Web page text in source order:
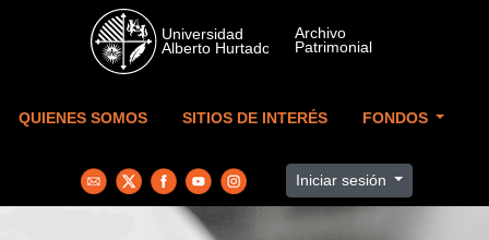
Skip to main content
QUIENES SOMOS SITIOS DE INTERÉS FONDOS
Iniciar sesión